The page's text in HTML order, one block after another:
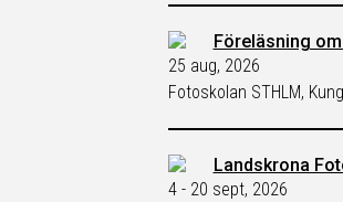
Föreläsning
25 aug, 2026
Fotoskolan STHLM,
Landskrona
4 - 20 sept, 2026